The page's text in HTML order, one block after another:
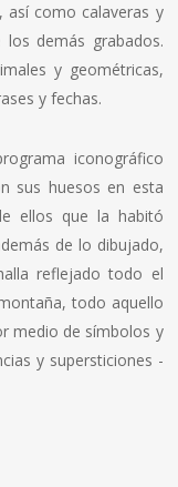
así como calaveras y
los demás grabados.
y geométricas,
y fechas.
iconográfico
sus huesos en esta
ellos que la habitó
de lo dibujado,
reflejado todo el
todo aquello
medio de símbolos y
y supersticiones -